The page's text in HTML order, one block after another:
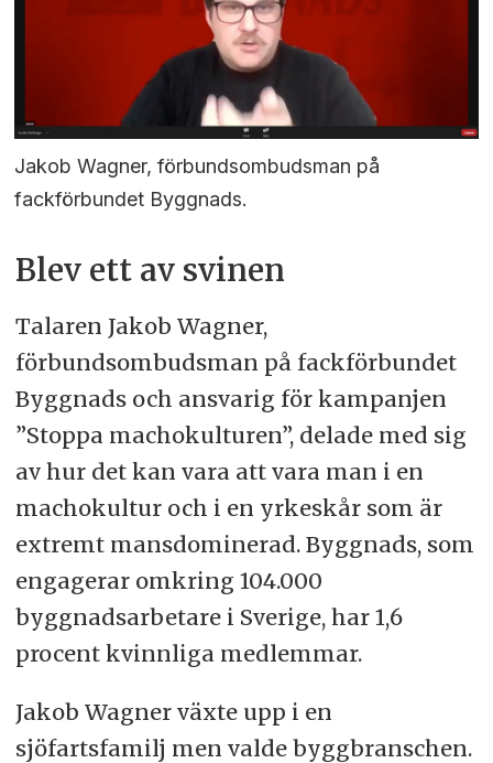
Jakob Wagner, förbundsombudsman på
fackförbundet Byggnads.
Blev ett av svinen
Talaren Jakob Wagner,
förbundsombudsman på fackförbundet
Byggnads och ansvarig för kampanjen
”Stoppa machokulturen”, delade med sig
av hur det kan vara att vara man i en
machokultur och i en yrkeskår som är
extremt mansdominerad. Byggnads, som
engagerar omkring 104.000
byggnadsarbetare i Sverige, har 1,6
procent kvinnliga medlemmar.
Jakob Wagner växte upp i en
sjöfartsfamilj men valde byggbranschen.